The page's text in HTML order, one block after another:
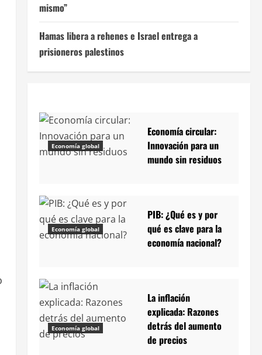
mismo”
Hamas libera a rehenes e Israel entrega a
prisioneros palestinos
Economía global
Economía circular:
Innovación para un
mundo sin residuos
Economía global
PIB: ¿Qué es y por
qué es clave para la
economía nacional?
Economía global
La inflación
explicada: Razones
detrás del aumento
de precios